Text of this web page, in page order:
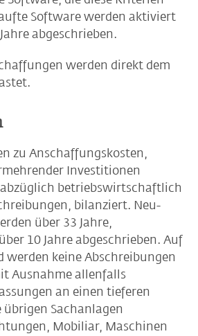
Software werden aktiviert
abgeschrieben.
werden direkt dem
zu Anschaffungskosten,
Investitionen
betriebswirtschaftlich
bilanziert. Neu-
über 33 Jahre,
10 Jahre abgeschrieben. Auf
werden keine Abschreibungen
Ausnahme allenfalls
an einen tieferen
Sachanlagen
Mobiliar, Maschinen